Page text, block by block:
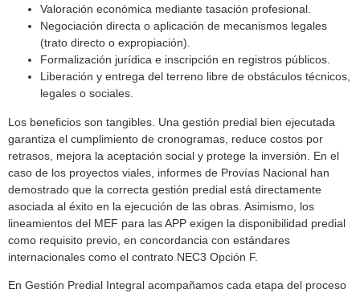
Valoración económica mediante tasación profesional.
Negociación directa o aplicación de mecanismos legales
(trato directo o expropiación).
Formalización jurídica e inscripción en registros públicos.
Liberación y entrega del terreno libre de obstáculos técnicos,
legales o sociales.
Los beneficios son tangibles. Una gestión predial bien ejecutada
garantiza el cumplimiento de cronogramas, reduce costos por
retrasos, mejora la aceptación social y protege la inversión. En el
caso de los proyectos viales, informes de Provías Nacional han
demostrado que la correcta gestión predial está directamente
asociada al éxito en la ejecución de las obras. Asimismo, los
lineamientos del MEF para las APP exigen la disponibilidad predial
como requisito previo, en concordancia con estándares
internacionales como el contrato NEC3 Opción F.
En Gestión Predial Integral acompañamos cada etapa del proceso